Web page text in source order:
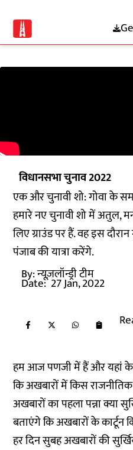
विधानसभा चुनाव 2022
एक और चुनावी शो: गोवा के
हमारे नए चुनावी शो में अतुल,
लिए ग्राउंड पर हैं. वह इस
पंजाब की यात्रा करेंगे.
By:न्यूज़लॉन्ड्री टीम
Date: 27 Jan, 2022
हम आज पणजी में हैं और यहां
कि अखबारों में किस
अखबारों का पहला पन्ना क्या
बताएंगे कि अखबारों के कार्टून
हर दिन सुबह अखबारों की